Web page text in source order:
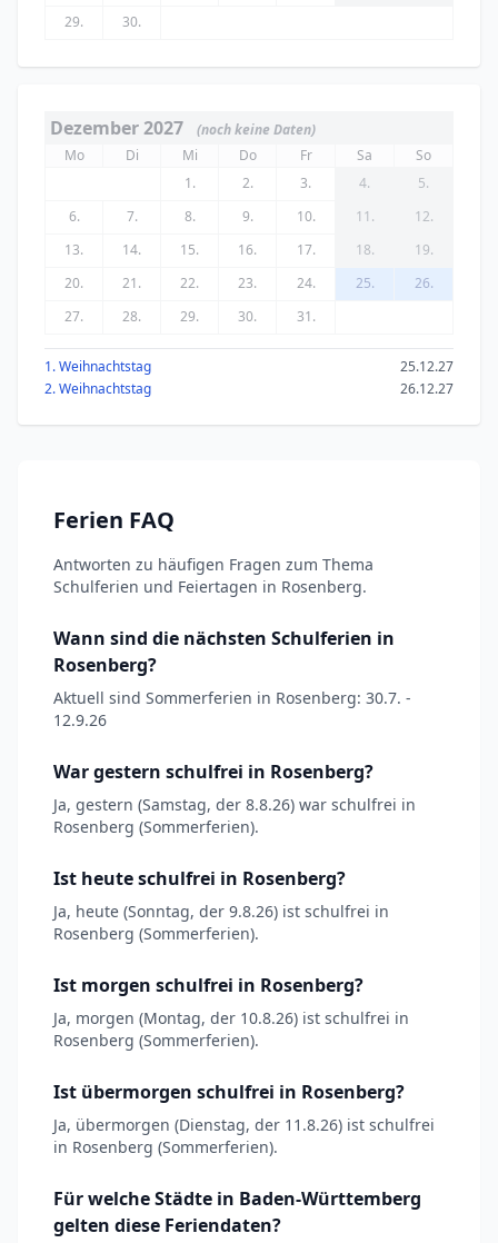
29.
30.
Dezember 2027
(noch keine Daten)
Mo
Di Mi Do Fr Sa
So
1.
2. 3. 4.
5.
6.
7. 8. 9. 10. 11.
12.
13.
14. 15. 16. 17. 18.
19.
20.
21. 22. 23. 24. 25.
26.
27.
28. 29. 30. 31.
1. Weihnachtstag
25.12.27
2. Weihnachtstag
26.12.27
Ferien FAQ
Antworten zu häufigen Fragen zum Thema
Schulferien und Feiertagen in Rosenberg.
Wann sind die nächsten Schulferien in
Rosenberg?
Aktuell sind Sommerferien in Rosenberg: 30.7. -
12.9.26
War gestern schulfrei in Rosenberg?
Ja, gestern (Samstag, der 8.8.26) war schulfrei in
Rosenberg (Sommerferien).
Ist heute schulfrei in Rosenberg?
Ja, heute (Sonntag, der 9.8.26) ist schulfrei in
Rosenberg (Sommerferien).
Ist morgen schulfrei in Rosenberg?
Ja, morgen (Montag, der 10.8.26) ist schulfrei in
Rosenberg (Sommerferien).
Ist übermorgen schulfrei in Rosenberg?
Ja, übermorgen (Dienstag, der 11.8.26) ist schulfrei
in Rosenberg (Sommerferien).
Für welche Städte in Baden-Württemberg
gelten diese Feriendaten?